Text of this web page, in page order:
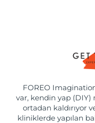
FOREO
var, kendin yap (DIY)
ortadan kaldırıyor
kliniklerde yapılan